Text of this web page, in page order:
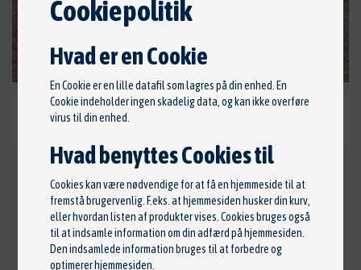
PEUGEOT 108 E-VTI 72 INFINITY
69.000 KR.
Årgang: 2020 •1. reg: oktober 2020 •Km: 70.000 •
Cookiepolitik
Hvad er en Cookie
En Cookie er en lille datafil som lagres på din enhed. En
Cookie indeholder ingen skadelig data, og kan ikke overføre
virus til din enhed.
Hvad benyttes Cookies til
Cookies kan være nødvendige for at få en hjemmeside til at
fremstå brugervenlig. F.eks. at hjemmesiden husker din kurv,
eller hvordan listen af produkter vises. Cookies bruges også
til at indsamle information om din adfærd på hjemmesiden.
Den indsamlede information bruges til at forbedre og
optimerer hjemmesiden.